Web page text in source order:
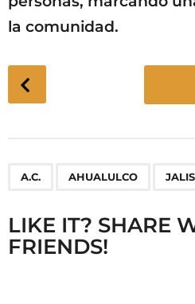
la comunidad.
o
i
n
A.C. AHUALULCO
LIKE IT? SHARE
FRIENDS!